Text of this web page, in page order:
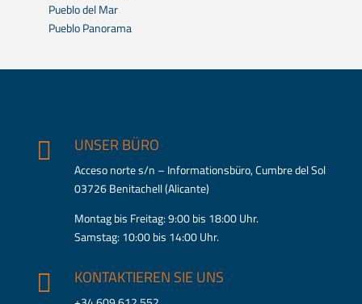
Pueblo del Mar
Pueblo Panorama
 UNSER BÜRO
Acceso norte s/n – Informationsbüro, Cumbre del Sol
03726 Benitachell (Alicante)
Montag bis Freitag: 9:00 bis 18:00 Uhr.
Samstag: 10:00 bis 14:00 Uhr.
 KONTAKTIEREN SIE UNS